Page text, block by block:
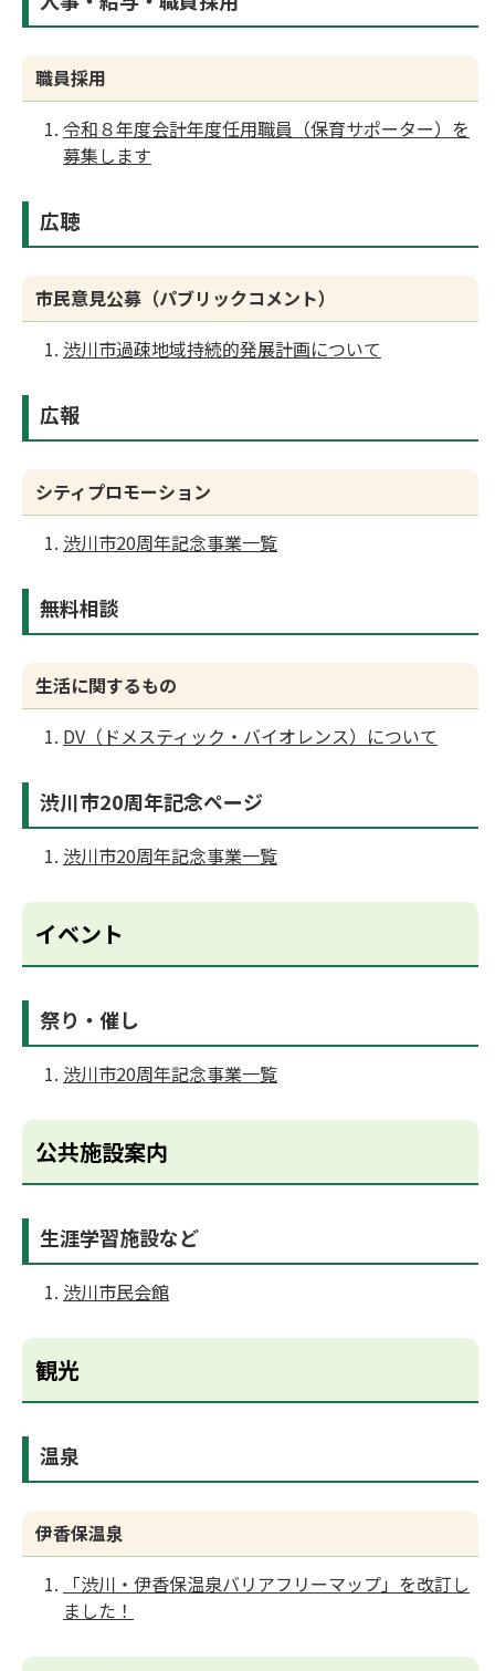
職員採用
令和８年度会計年度任用職員（保育サポーター）を
募集します
広聴
市民意見公募（パブリックコメント）
渋川市過疎地域持続的発展計画について
広報
シティプロモーション
渋川市20周年記念事業一覧
無料相談
生活に関するもの
DV（ドメスティック・バイオレンス）について
渋川市20周年記念ページ
渋川市20周年記念事業一覧
イベント
祭り・催し
渋川市20周年記念事業一覧
公共施設案内
生涯学習施設など
渋川市民会館
観光
温泉
伊香保温泉
「渋川・伊香保温泉バリアフリーマップ」を改訂し
ました！